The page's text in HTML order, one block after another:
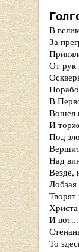
В
За
От рук
В
Вошел
И
Под
Над
Везде,
И
То